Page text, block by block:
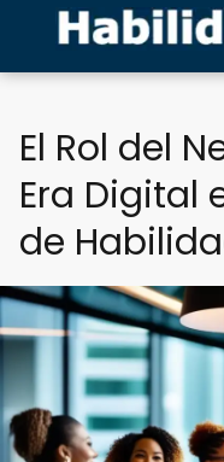
El Rol del
Era Digital
de